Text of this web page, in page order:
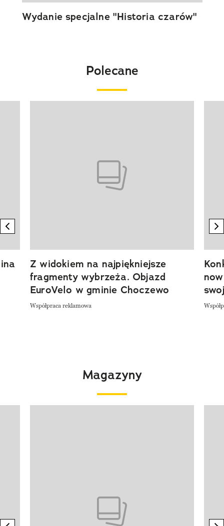
Wydanie specjalne "Historia czarów"
Polecane
previous element
Z widokiem na najpiękniejsze
fragmenty wybrzeża. Objazd
EuroVelo w gminie Choczewo
Współpraca reklamowa
Magazyny